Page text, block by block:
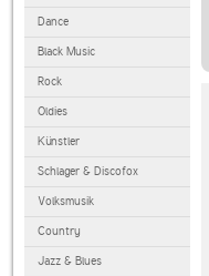
Dance
Black Music
Rock
Oldies
Künstler
Schlager & Discofox
Volksmusik
Country
Jazz & Blues